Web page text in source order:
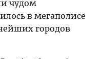
чудом
в мегаполисе
городов